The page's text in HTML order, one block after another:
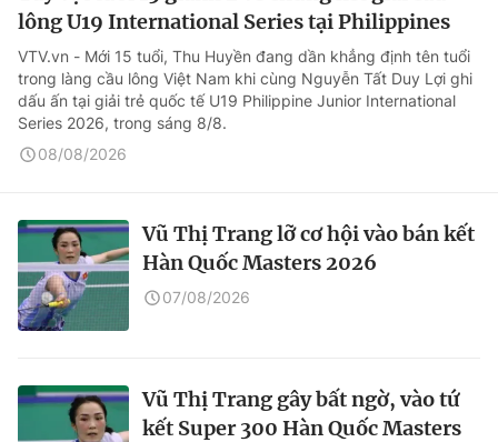
lông U19 International Series tại Philippines
VTV.vn - Mới 15 tuổi, Thu Huyền đang dần khẳng định tên tuổi
trong làng cầu lông Việt Nam khi cùng Nguyễn Tất Duy Lợi ghi
dấu ấn tại giải trẻ quốc tế U19 Philippine Junior International
Series 2026, trong sáng 8/8.
08/08/2026
Vũ Thị Trang lỡ cơ hội vào bán kết
Hàn Quốc Masters 2026
07/08/2026
Vũ Thị Trang gây bất ngờ, vào tứ
kết Super 300 Hàn Quốc Masters